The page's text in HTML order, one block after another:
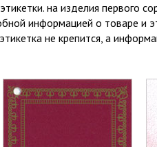
на изделия первого
информацией о товаре и
не крепится, а